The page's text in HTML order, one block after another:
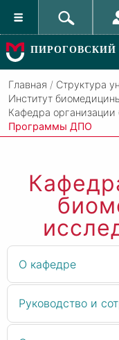
ПИРОГОВСКИЙ
Главная / Структура
Институт
Кафедра
Программы ДПО
О кафедре
Руководство и